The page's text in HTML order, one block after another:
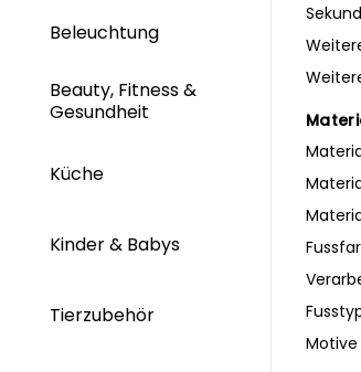
Beleuchtung
Beauty, Fitness &
Gesundheit
Küche
Kinder & Babys
Tierzubehör
Motive